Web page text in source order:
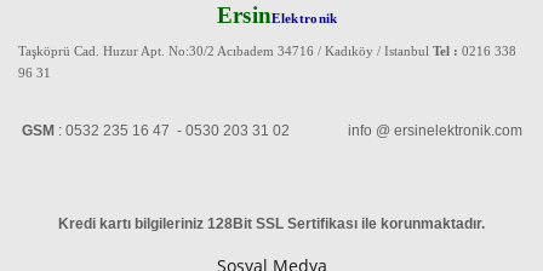
ErsinElektronik
Taşköprü Cad. Huzur Apt. No:30/2 Acıbadem 34716 / Kadıköy / Istanbul Tel : 0216 338
96 31
GSM : 0532 235 16 47 - 0530 203 31 02 info @ ersinelektronik.com
Kredi kartı bilgileriniz 128Bit SSL Sertifikası ile korunmaktadır.
Sosyal Medya